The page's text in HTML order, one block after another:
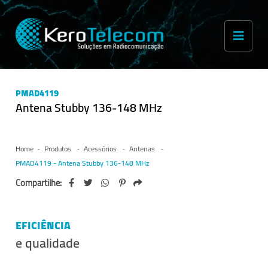
PMAD4119
Antena Stubby 136-148 MHz
Home Produtos Acessórios
Antenas
PMAD4119 - Antena Stubby 136-148 MHz
Compartilhe:
EFICIÊNCIA
e qualidade